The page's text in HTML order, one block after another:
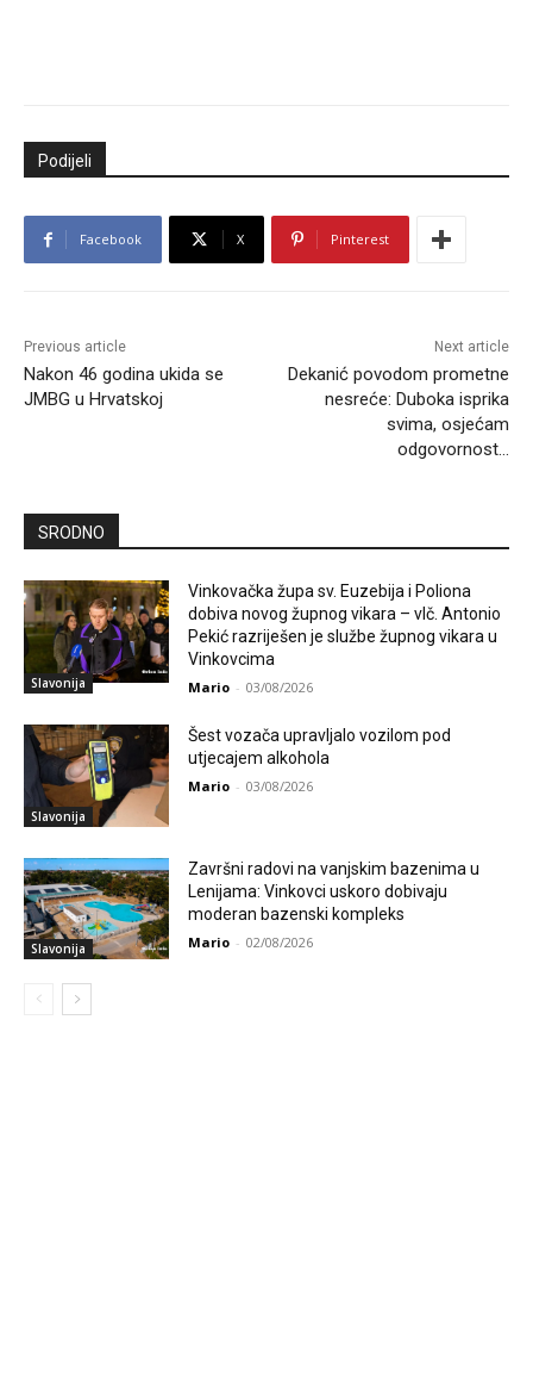
Podijeli
Facebook X Pinterest
Previous article
Nakon 46 godina ukida se
JMBG u Hrvatskoj
Next article
Dekanić povodom prometne
nesreće: Duboka isprika
svima, osjećam
odgovornost…
SRODNO
Slavonija
Vinkovačka župa sv. Euzebija i Poliona
dobiva novog župnog vikara – vlč. Antonio
Pekić razriješen je službe župnog vikara u
Vinkovcima
Mario - 03/08/2026
Slavonija
Šest vozača upravljalo vozilom pod
utjecajem alkohola
Mario - 03/08/2026
Slavonija
Završni radovi na vanjskim bazenima u
Lenijama: Vinkovci uskoro dobivaju
moderan bazenski kompleks
Mario - 02/08/2026